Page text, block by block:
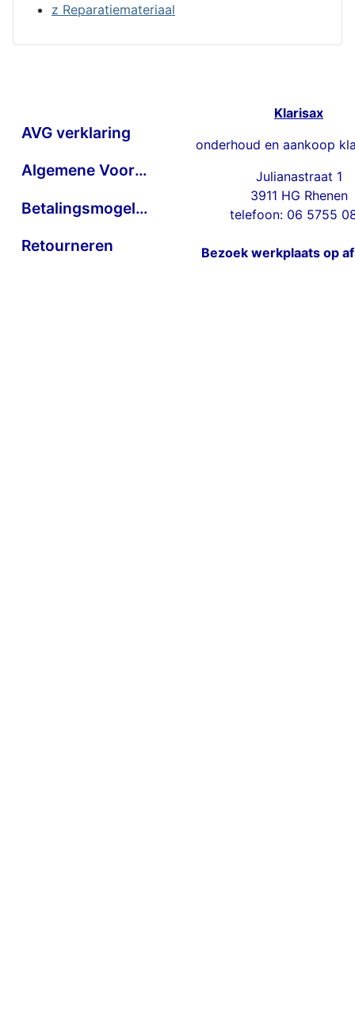
z Reparatiemateriaal
AVG verklaring
Algemene Voorwaarden
Betalingsmogelijkheden
Retourneren
Klarisax
onderhoud en aankoop
Julianastraat 1
3911 HG Rhenen
telefoon: 06 5755
Bezoek werkplaats op